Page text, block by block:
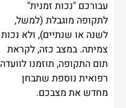
עבורכם "נכות זמנית"
לתקופה מוגבלת (למשל,
לשנה או שנתיים), ולא נכות
צמיתה. במצב כזה, לקראת
תום התקופה, תוזמנו לוועדה
רפואית נוספת שתבחן
מחדש את מצבכם.